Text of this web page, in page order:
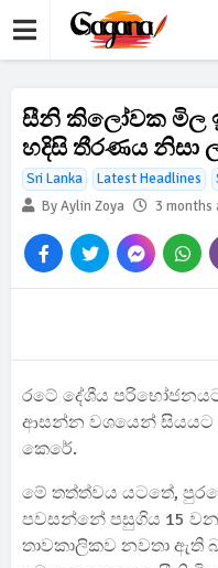
සීනි කිලෝවක මිල
හදිසි තීරණය නිසා
Sri Lanka Latest Headlines
By Aylin Zoya
3 months
රටේ දේශීය
ආසන්න වශයෙන් සියයට
කෙරේ.
මේ තත්ත්වය යටතේ,
පවසන්නේ පසුගිය 15
තාවකාලිකව නවතා ඇති